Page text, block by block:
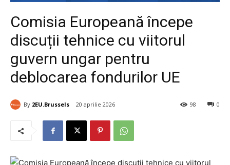
Comisia Europeană începe
discuții tehnice cu viitorul
guvern ungar pentru
deblocarea fondurilor UE
By 2EU.Brussels 20 aprilie 2026 0
98